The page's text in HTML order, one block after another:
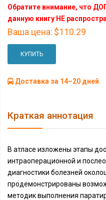
Обратите внимание, что
данную книгу НЕ
Ваша цена: $110.29
КУПИТЬ
Доставка за 14–20 дней
Краткая аннотация
В атласе изложены этапы
интраоперационной и
диагностики болезней
продемонстрированы
методик выполнения